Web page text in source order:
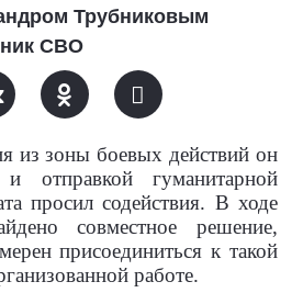
Трубниковым
СВО
из зоны боевых действий он
отправкой гуманитарной
просил содействия. В ходе
совместное решение,
присоединиться к такой
работе.